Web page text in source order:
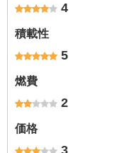
4
積載性
5
燃費
2
価格
3